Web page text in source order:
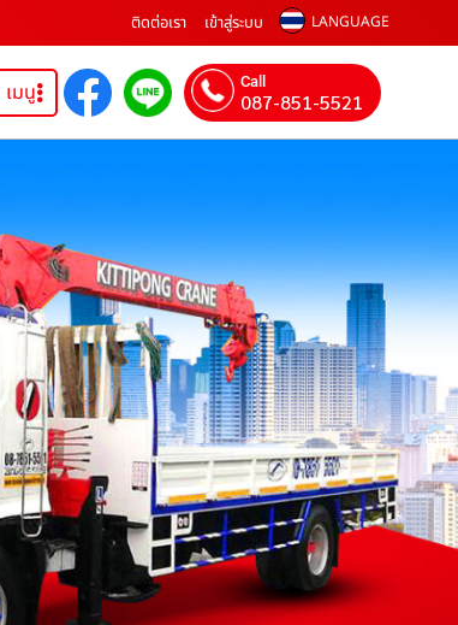
ติดต่อเรา เข้าสู่ระบบ LANGUAGE
เมนู Call
087-851-5521